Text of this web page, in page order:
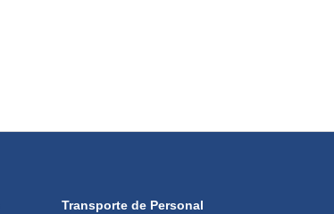
Transporte de Personal